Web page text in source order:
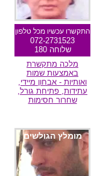
התקשרו עכשיו מכל טלפון
072-2731523
שלוחה 180
מלכה מתקשרת
באמצעות שמות
ואותיות - אבחון מיידי,
עתידות, פתיחת גורל,
שחרור חסימות
מומלץ הגולשים